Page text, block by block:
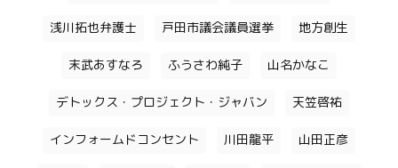
浅川拓也弁護士 戸田市議会議員選挙 地方創生
末武あすなろ ふうさわ純子 山名かなこ
デトックス・プロジェクト・ジャバン 天笠啓祐
インフォームドコンセント 川田龍平 山田正彦